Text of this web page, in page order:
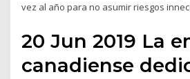
vez al año para no asumir riesgos
20 Jun 2019 La
canadiense